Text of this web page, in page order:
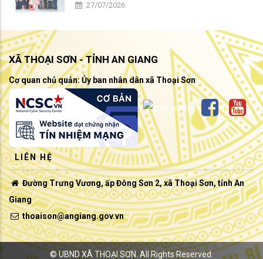
27/07/2026
XÃ THOẠI SƠN - TỈNH AN GIANG
Cơ quan chủ quản: Ủy ban nhân dân xã Thoại Sơn
LIÊN HỆ
Đường Trưng Vương, ấp Đông Sơn 2, xã Thoại Sơn, tỉnh An
Giang
thoaison@angiang.gov.vn
©UBND XÃ THOẠI SƠN.All Rights Reserved.